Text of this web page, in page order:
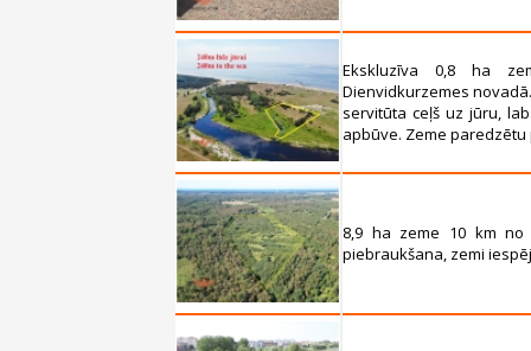
Ekskluzīva 0,8 ha
Dienvidkurzemes
servitūta ceļš uz jūru,
apbūve. Zeme
8,9 ha zeme 10 km no
piebraukšana, zemi